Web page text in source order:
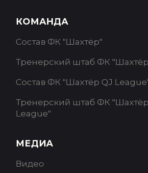
КОМАНДА
Состав ФК "Шахтёр"
Тренерский штаб ФК
Состав ФК "Шахтёр QJ
Тренерский штаб ФК "Шахтёр
League"
МЕДИА
Видео